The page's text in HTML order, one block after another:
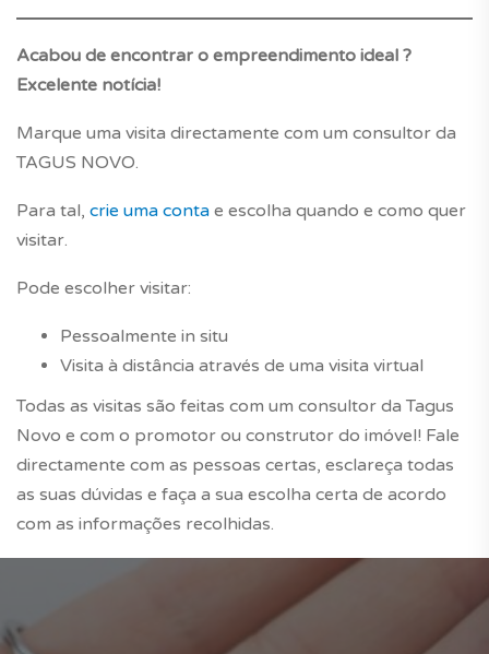
Acabou de encontrar o empreendimento ideal ?
Excelente notícia!
Marque uma visita directamente com um consultor da
TAGUS NOVO.
Para tal, crie uma conta e escolha quando e como quer
visitar.
Pode escolher visitar:
Pessoalmente in situ
Visita à distância através de uma visita virtual
Todas as visitas são feitas com um consultor da Tagus
Novo e com o promotor ou construtor do imóvel! Fale
directamente com as pessoas certas, esclareça todas
as suas dúvidas e faça a sua escolha certa de acordo
com as informações recolhidas.